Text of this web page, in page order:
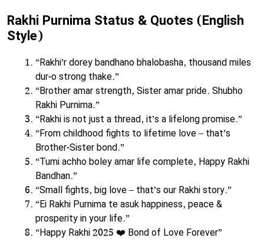
Rakhi Purnima Status & Quotes (English
Style)
“Rakhi’r dorey bandhano bhalobasha, thousand miles
dur-o strong thake.”
“Brother amar strength, Sister amar pride. Shubho
Rakhi Purnima.”
“Rakhi is not just a thread, it’s a lifelong promise.”
“From childhood fights to lifetime love – that’s
Brother-Sister bond.”
“Tumi achho boley amar life complete, Happy Rakhi
Bandhan.”
“Small fights, big love – that’s our Rakhi story.”
“Ei Rakhi Purnima te asuk happiness, peace &
prosperity in your life.”
“Happy Rakhi 2025 ❤️ Bond of Love Forever”